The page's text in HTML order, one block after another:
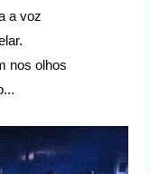
a voz
nos olhos